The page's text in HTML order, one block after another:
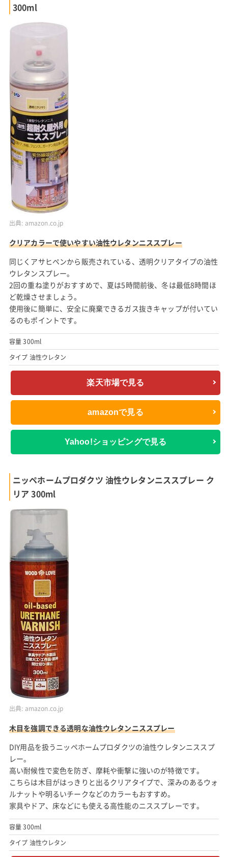
300ml
出典: amazon.co.jp
クリアカラーで使いやすい油性ウレタンニススプレー
同じくアサヒペンから販売されている、透明クリアタイプの油性
ウレタンスプレー。
2回の重ね塗りがおすすめで、夏は5時間前後、冬は最低8時間ほ
ど乾燥させましょう。
使用後に簡単に、安全に廃棄できるガス抜きキャップが付いてい
るのもポイントです。
容量 300ml
タイプ 油性ウレタン
楽天市場で見る
amazonで見る
Yahoo!ショッピングで見る
ニッペホームプロダクツ 油性ウレタンニススプレー ク
リア 300ml
出典: amazon.co.jp
木目を強調できる透明な油性ウレタンニススプレー
DIY用品を扱うニッペホームプロダクツの油性ウレタンニススプ
レー。
高い耐候性で変色を防ぎ、摩耗や衝撃に強いのが特徴です。
こちらは木目がはっきりと出るクリアタイプで、深みのあるウォ
ルナットや明るいチークなどのカラーもおすすめ。
家具やドア、床などにも使える高性能のニススプレーです。
容量 300ml
タイプ 油性ウレタン